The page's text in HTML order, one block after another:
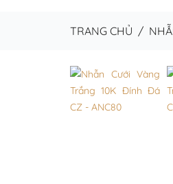
TRANG CHỦ /